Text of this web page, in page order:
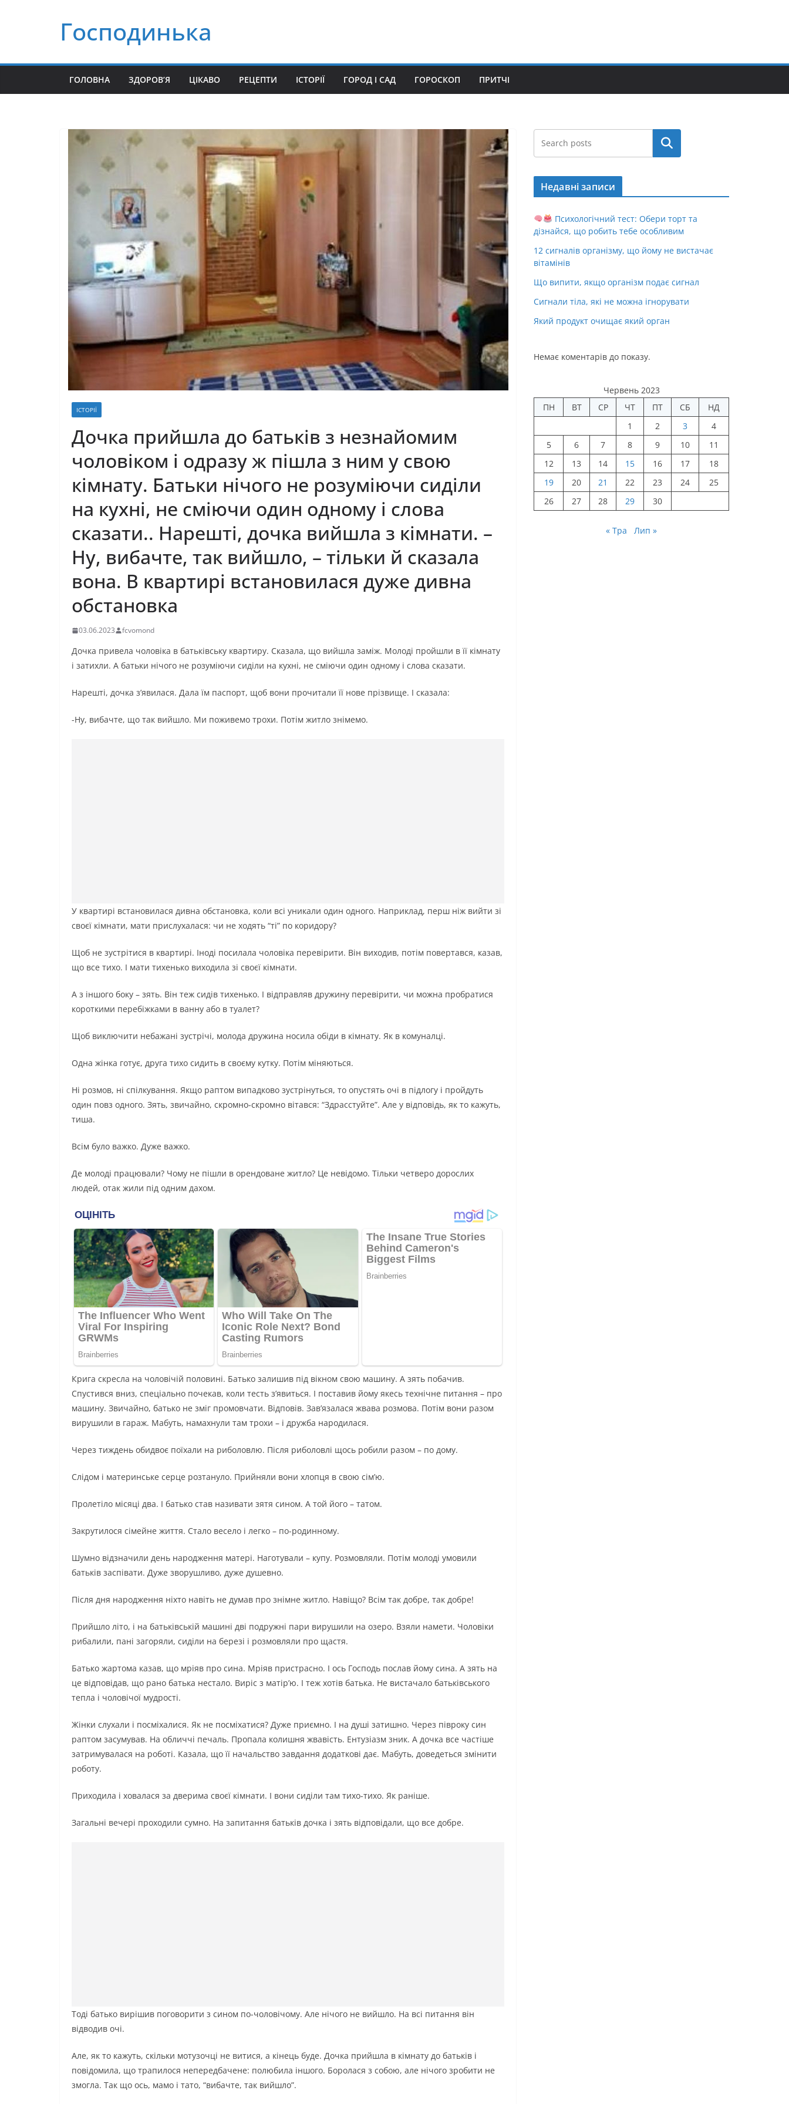
Господинька
ГОЛОВНА ЗДОРОВ’Я ЦІКАВО РЕЦЕПТИ ІСТОРІЇ ГОРОД І САД ГОРОСКОП ПРИТЧІ
ІСТОРІЇ
Дочка прийшла до батьків з незнайомим
чоловіком і одразу ж пішла з ним у свою
кімнату. Батьки нічого не розуміючи сиділи
на кухні, не сміючи один одному і слова
сказати.. Нарешті, дочка вийшла з кімнати. –
Ну, вибачте, так вийшло, – тільки й сказала
вона. В квартирі встановилася дуже дивна
обстановка
03.06.2023 fcvomond
Дочка привела чоловіка в батьківську квартиру. Сказала, що вийшла заміж. Молоді пройшли в її кімнату
і затихли. А батьки нічого не розуміючи сиділи на кухні, не сміючи один одному і слова сказати.
Нарешті, дочка з’явилася. Дала їм паспорт, щоб вони прочитали її нове прізвище. І сказала:
-Ну, вибачте, що так вийшло. Ми поживемо трохи. Потім житло знімемо.
У квартирі встановилася дивна обстановка, коли всі уникали один одного. Наприклад, перш ніж вийти зі
своєї кімнати, мати прислухалася: чи не ходять “ті” по коридору?
Щоб не зустрітися в квартирі. Іноді посилала чоловіка перевірити. Він виходив, потім повертався, казав,
що все тихо. І мати тихенько виходила зі своєї кімнати.
А з іншого боку – зять. Він теж сидів тихенько. І відправляв дружину перевірити, чи можна пробратися
короткими перебіжками в ванну або в туалет?
Щоб виключити небажані зустрічі, молода дружина носила обіди в кімнату. Як в комуналці.
Одна жінка готує, друга тихо сидить в своєму кутку. Потім міняються.
Ні розмов, ні спілкування. Якщо раптом випадково зустрінуться, то опустять очі в підлогу і пройдуть
один повз одного. Зять, звичайно, скромно-скромно вітався: “Здрасстуйте”. Але у відповідь, як то кажуть,
тиша.
Всім було важко. Дуже важко.
Де молоді працювали? Чому не пішли в орендоване житло? Це невідомо. Тільки четверо дорослих
людей, отак жили під одним дахом.
Крига скресла на чоловічій половині. Батько залишив під вікном свою машину. А зять побачив.
Спустився вниз, спеціально почекав, коли тесть з’явиться. І поставив йому якесь технічне питання – про
машину. Звичайно, батько не зміг промовчати. Відповів. Зав’язалася жвава розмова. Потім вони разом
вирушили в гараж. Мабуть, намахнули там трохи – і дружба народилася.
Через тиждень обидвоє поїхали на риболовлю. Після риболовлі щось робили разом – по дому.
Слідом і материнське серце розтануло. Прийняли вони хлопця в свою сім’ю.
Пролетіло місяці два. І батько став називати зятя сином. А той його – татом.
Закрутилося сімейне життя. Стало весело і легко – по-родинному.
Шумно відзначили день народження матері. Наготували – купу. Розмовляли. Потім молоді умовили
батьків заспівати. Дуже зворушливо, дуже душевно.
Після дня народження ніхто навіть не думав про знімне житло. Навіщо? Всім так добре, так добре!
Прийшло літо, і на батьківській машині дві подружні пари вирушили на озеро. Взяли намети. Чоловіки
рибалили, пані загоряли, сиділи на березі і розмовляли про щастя.
Батько жартома казав, що мріяв про сина. Мріяв пристрасно. І ось Господь послав йому сина. А зять на
це відповідав, що рано батька нестало. Виріс з матір’ю. І теж хотів батька. Не вистачало батьківського
тепла і чоловічої мудрості.
Жінки слухали і посміхалися. Як не посміхатися? Дуже приємно. І на душі затишно. Через півроку син
раптом засумував. На обличчі печаль. Пропала колишня жвавість. Ентузіазм зник. А дочка все частіше
затримувалася на роботі. Казала, що її начальство завдання додаткові дає. Мабуть, доведеться змінити
роботу.
Приходила і ховалася за дверима своєї кімнати. І вони сиділи там тихо-тихо. Як раніше.
Загальні вечері проходили сумно. На запитання батьків дочка і зять відповідали, що все добре.
Тоді батько вирішив поговорити з сином по-чоловічому. Але нічого не вийшло. На всі питання він
відводив очі.
Але, як то кажуть, скільки мотузочці не витися, а кінець буде. Дочка прийшла в кімнату до батьків і
повідомила, що трапилося непередбачене: полюбила іншого. Боролася з собою, але нічого зробити не
змогла. Так що ось, мамо і тато, “вибачте, так вийшло”.
Пошук
Недавні записи
Психологічний тест: Обери торт та
дізнайся, що робить тебе особливим
12 сигналів організму, що йому не вистачає
вітамінів
Що випити, якщо організм подає сигнал
Сигнали тіла, які не можна ігнорувати
Який продукт очищає який орган
Немає коментарів до показу.
Червень 2023
ПН
ВТ СР ЧТ ПТ СБ
НД
1
2 3
4
5
6 7 8 9 10
11
12
13 14 15 16 17
18
19
20 21 22 23 24
25
26
27 28 29 30
« Тра Лип »